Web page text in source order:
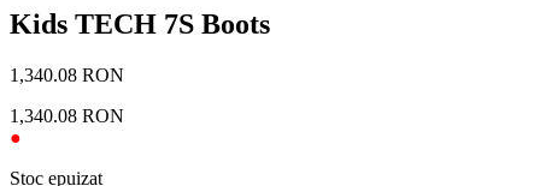
Kids TECH 7S Boots
1,340.08 RON
1,340.08 RON
●
Stoc epuizat